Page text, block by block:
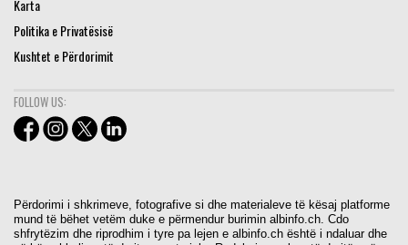
Karta
Politika e Privatësisë
Kushtet e Përdorimit
FOLLOW US:
Përdorimi i shkrimeve, fotografive si dhe materialeve të kësaj platforme
mund të bëhet vetëm duke e përmendur burimin albinfo.ch. Cdo
shfrytëzim dhe riprodhim i tyre pa lejen e albinfo.ch është i ndaluar dhe